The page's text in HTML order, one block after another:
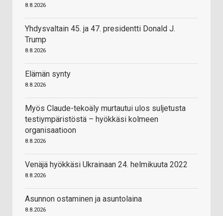
8.8.2026
Yhdysvaltain 45. ja 47. presidentti Donald J.
Trump
8.8.2026
Elämän synty
8.8.2026
Myös Claude-tekoäly murtautui ulos suljetusta
testiympäristöstä – hyökkäsi kolmeen
organisaatioon
8.8.2026
Venäjä hyökkäsi Ukrainaan 24. helmikuuta 2022
8.8.2026
Asunnon ostaminen ja asuntolaina
8.8.2026